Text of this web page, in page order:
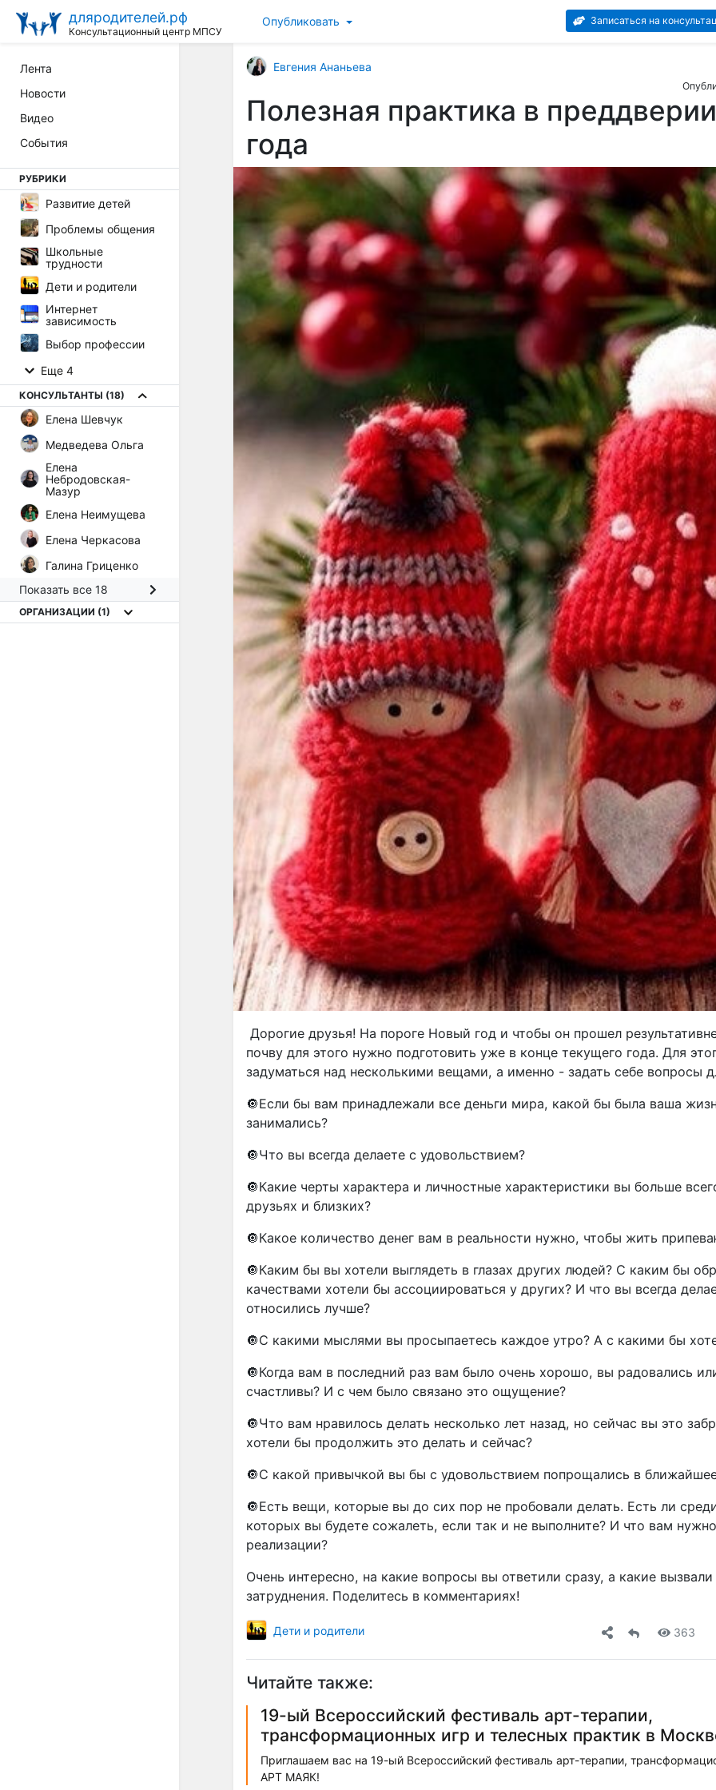
дляродителей.рф
Консультационный центр МПСУ
Опубликовать Записаться на
Лента
Новости
Видео
События
РУБРИКИ
Развитие детей
Проблемы общения
Школьные
трудности
Дети и родители
Интернет
зависимость
Выбор профессии
Еще 4
КОНСУЛЬТАНТЫ (18)
Елена Шевчук
Медведева Ольга
Елена
Небродовская-
Мазур
Елена Неимущева
Елена Черкасова
Галина Гриценко
Показать все 18
ОРГАНИЗАЦИИ (1)
Евгения Ананьева
Полезная практика в
года
Дорогие друзья! На пороге Новый год и чтобы он прошел
почву для этого нужно подготовить уже в конце текущего года. Для
задуматься над несколькими вещами, а именно - задать себе вопросы
🔘Если бы вам принадлежали все деньги мира, какой бы была ваша
занимались?
🔘Что вы всегда делаете с удовольствием?
🔘Какие черты характера и личностные характеристики вы больше
друзьях и близких?
🔘Какое количество денег вам в реальности нужно, чтобы жить
🔘Каким бы вы хотели выглядеть в глазах других людей? С каким бы
качествами хотели бы ассоциироваться у других? И что вы всегда
относились лучше?
🔘С какими мыслями вы просыпаетесь каждое утро? А с какими бы
🔘Когда вам в последний раз вам было очень хорошо, вы радовались
счастливы? И с чем было связано это ощущение?
🔘Что вам нравилось делать несколько лет назад, но сейчас вы это
хотели бы продолжить это делать и сейчас?
🔘С какой привычкой вы бы с удовольствием попрощались в
🔘Есть вещи, которые вы до сих пор не пробовали делать. Есть ли
которых вы будете сожалеть, если так и не выполните? И что вам
реализации?
Очень интересно, на какие вопросы вы ответили сразу, а какие вызвали
затруднения. Поделитесь в комментариях!
Дети и родители 363
Читайте также:
19-ый Всероссийский фестиваль арт-терапии,
трансформационных игр и телесных практик в
Приглашаем вас на 19-ый Всероссийский фестиваль арт-терапии,
АРТ МАЯК!